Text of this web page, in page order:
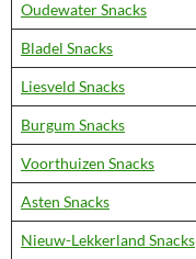
Oudewater Snacks
Bladel Snacks
Liesveld Snacks
Burgum Snacks
Voorthuizen Snacks
Asten Snacks
Nieuw-Lekkerland Snacks